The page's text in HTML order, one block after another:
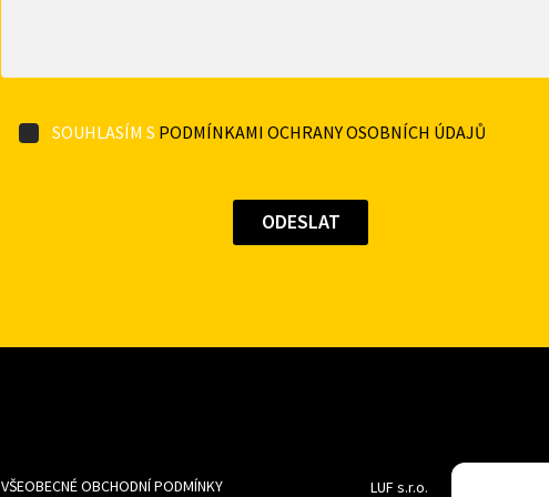
SOUHLASÍM S PODMÍNKAMI OCHRANY OSOBNÍCH ÚDAJŮ
VŠEOBECNÉ OBCHODNÍ PODMÍNKY LUF s.r.o.